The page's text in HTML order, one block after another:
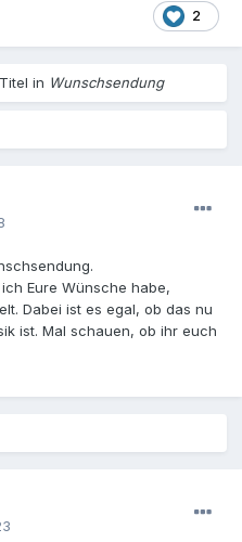
2
in Wunschsendung
Eure Wünsche habe,
Dabei ist es egal, ob das nu
ist. Mal schauen, ob ihr euch